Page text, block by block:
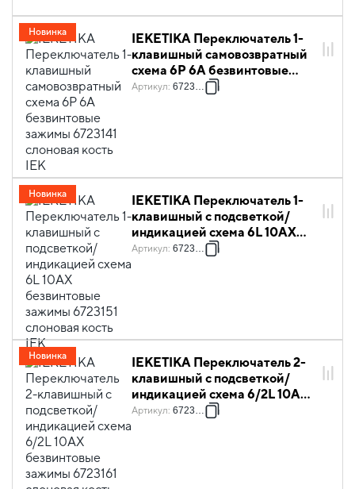
IEKETIKA Переключатель 1-
клавишный самовозвратный
схема 6Р 6А безвинтовые
зажимы 6723141 слоновая
Артикул: 6723141
Новинка
IEKETIKA Переключатель 1-
клавишный с подсветкой/
индикацией схема 6L 10АХ
безвинтовые зажимы 6723151
Артикул: 6723151
Новинка
IEKETIKA Переключатель 2-
клавишный с подсветкой/
индикацией схема 6/2L 10АХ
безвинтовые зажимы 6723161
Артикул: 6723161
Новинка